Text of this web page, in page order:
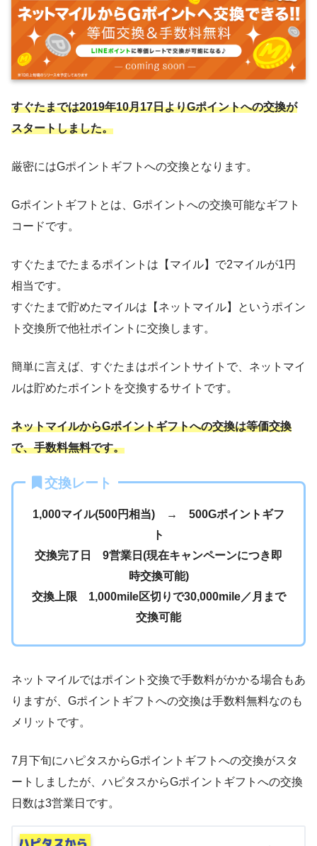
すぐたまでは2019年10月17日よりGポイントへの交換が
スタートしました。
厳密にはGポイントギフトへの交換となります。
Gポイントギフトとは、Gポイントへの交換可能なギフト
コードです。
すぐたまでたまるポイントは【マイル】で2マイルが1円
相当です。
すぐたまで貯めたマイルは【ネットマイル】というポイン
ト交換所で他社ポイントに交換します。
簡単に言えば、すぐたまはポイントサイトで、ネットマイ
ルは貯めたポイントを交換するサイトです。
ネットマイルからGポイントギフトへの交換は等価交換
で、手数料無料です。
交換レート
1,000マイル(500円相当) → 500Gポイントギフ
ト
交換完了日 9営業日(現在キャンペーンにつき即
時交換可能)
交換上限 1,000mile区切りで30,000mile／月まで
交換可能
ネットマイルではポイント交換で手数料がかかる場合もあ
りますが、Gポイントギフトへの交換は手数料無料なのも
メリットです。
7月下旬にハピタスからGポイントギフトへの交換がスタ
ートしましたが、ハピタスからGポイントギフトへの交換
日数は3営業日です。